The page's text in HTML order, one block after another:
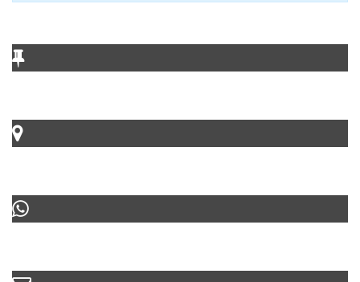
Dirección oficina
Ubicación Biohotel
WhatsApp